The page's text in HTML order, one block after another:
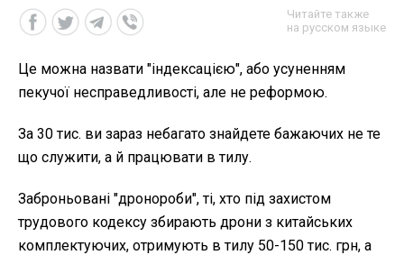
Читайте также
на русском языке
Це можна назвати "індексацією", або усуненням
пекучої несправедливості, але не реформою.
За 30 тис. ви зараз небагато знайдете бажаючих не те
що служити, а й працювати в тилу.
Заброньовані "дронороби", ті, хто під захистом
трудового кодексу збирають дрони з китайських
комплектуючих, отримують в тилу 50-150 тис. грн, а